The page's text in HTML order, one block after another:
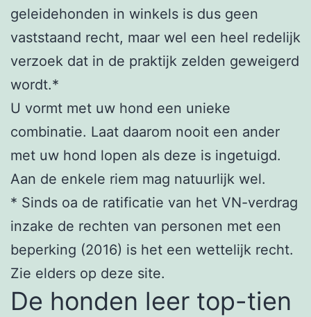
geleidehonden in winkels is dus geen
vaststaand recht, maar wel een heel redelijk
verzoek dat in de praktijk zelden geweigerd
wordt.*
U vormt met uw hond een unieke
combinatie. Laat daarom nooit een ander
met uw hond lopen als deze is ingetuigd.
Aan de enkele riem mag natuurlijk wel.
* Sinds oa de ratificatie van het VN-verdrag
inzake de rechten van personen met een
beperking (2016) is het een wettelijk recht.
Zie elders op deze site.
De honden leer top-tien